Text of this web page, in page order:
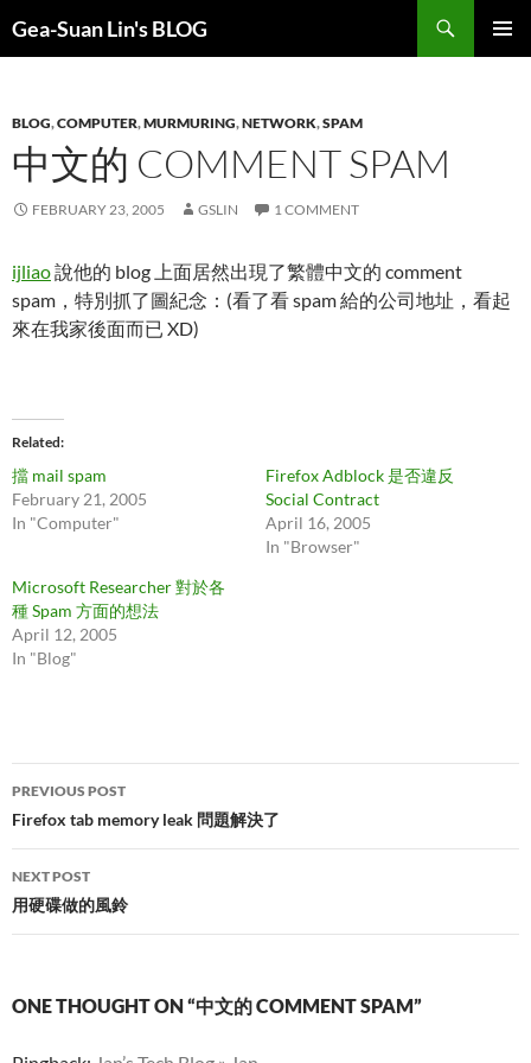
Gea-Suan Lin's BLOG
BLOG,COMPUTER,MURMURING,NETWORK,SPAM
中文的 COMMENT SPAM
FEBRUARY 23, 2005 GSLIN 1 COMMENT
ijliao說他的 blog 上面居然出現了繁體中文的 comment
spam，特別抓了圖紀念：(看了看 spam 給的公司地址，看起
來在我家後面而已 XD)
Related
擋 mail spam
February 21, 2005
In "Computer"
Firefox Adblock 是否違反
Social Contract
April 16, 2005
In "Browser"
Microsoft Researcher 對於各
種 Spam 方面的想法
April 12, 2005
In "Blog"
Post
navigation
PREVIOUS POST
Firefox tab memory leak 問題解決了
NEXT POST
用硬碟做的風鈴
ONE THOUGHT ON “中文的 COMMENT SPAM”